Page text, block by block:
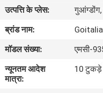
वीडियो
हमारे
में
उत्पत्ति के प्लेस:
ब्रांड नाम:
Goitalia
मॉडल संख्या:
एमसी-
न्यूनतम आदेश
मात्रा:
10 टुकड़े